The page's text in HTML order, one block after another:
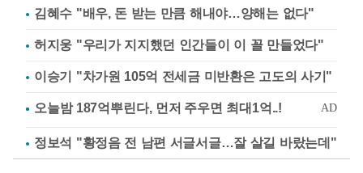
김혜수 "배우, 돈 받는 만큼 해내야…양해는 없다"
허지웅 "우리가 지지했던 인간들이 이 꼴 만들었다"
이승기 "차가원 105억 전세금 미반환은 고도의 사기"
정보석 "황정음 전 남편 서글서글…잘 살길 바랐는데"